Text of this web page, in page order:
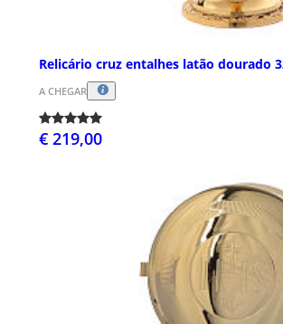
Relicário cruz entalhes latão dourado
A CHEGAR
€ 219,00